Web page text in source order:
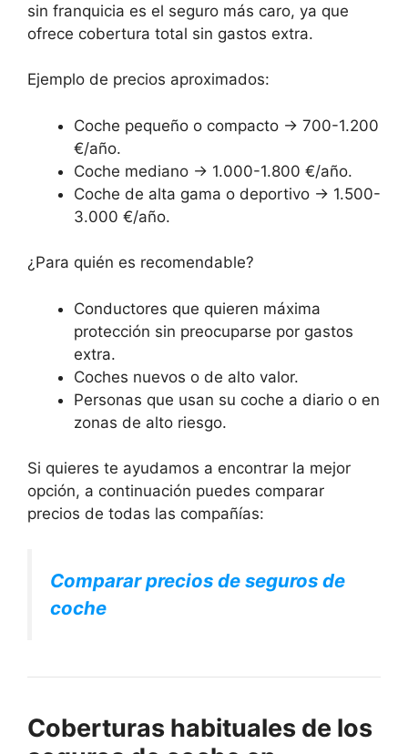
sin franquicia es el seguro más caro, ya que
ofrece cobertura total sin gastos extra.
Ejemplo de precios aproximados:
Coche pequeño o compacto → 700-1.200
€/año.
Coche mediano → 1.000-1.800 €/año.
Coche de alta gama o deportivo → 1.500-
3.000 €/año.
¿Para quién es recomendable?
Conductores que quieren máxima
protección sin preocuparse por gastos
extra.
Coches nuevos o de alto valor.
Personas que usan su coche a diario o en
zonas de alto riesgo.
Si quieres te ayudamos a encontrar la mejor
opción, a continuación puedes comparar
precios de todas las compañías:
Comparar precios de seguros de
coche
Coberturas habituales de los